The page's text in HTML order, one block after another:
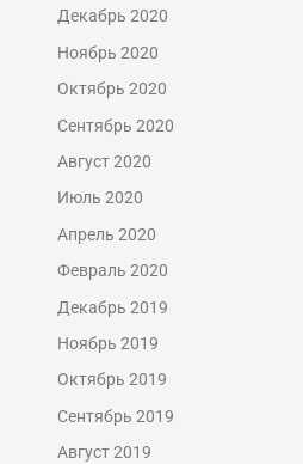
Декабрь 2020
Ноябрь 2020
Октябрь 2020
Сентябрь 2020
Август 2020
Июль 2020
Апрель 2020
Февраль 2020
Декабрь 2019
Ноябрь 2019
Октябрь 2019
Сентябрь 2019
Август 2019